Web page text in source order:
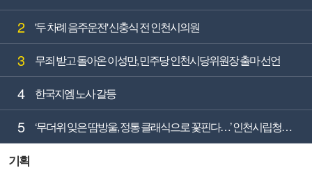
2 '두 차례 음주운전' 신충식 전 인천시의원
3 무죄 받고 돌아온 이성만, 민주당 인천시당위원장 출마 선언
4 한국지엠 노사 갈등
5 ‘무더위 잊은 땀방울, 정통 클래식으로 꽃핀다…’ 인천시립청소년교향악단, 첫 무대 앞두고 연습실 열기‘가득’
기획